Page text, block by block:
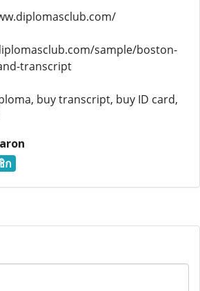
sample/boston-
transcript
buy transcript, buy ID card,
ก